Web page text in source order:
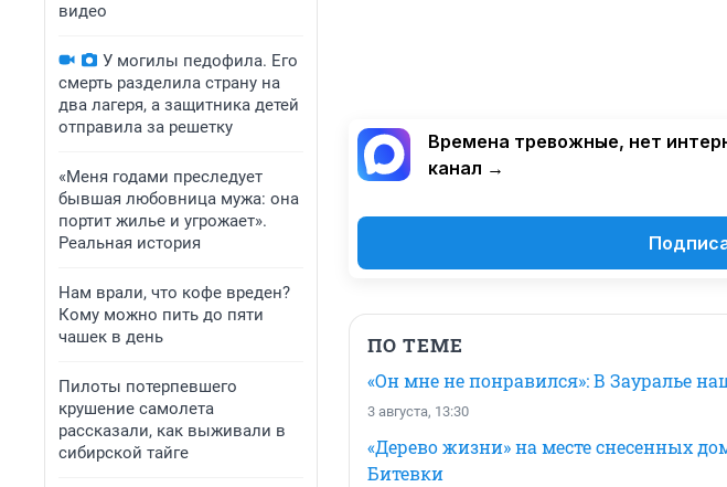
видео
У могилы педофила. Его
смерть разделила страну на
два лагеря, а защитника детей
отправила за решетку
«Меня годами преследует
бывшая любовница мужа: она
портит жилье и угрожает».
Реальная история
Нам врали, что кофе вреден?
Кому можно пить до пяти
чашек в день
Пилоты потерпевшего
крушение самолета
рассказали, как выживали в
сибирской тайге
Времена тревожные, нет
канал →
ПО ТЕМЕ
«Он мне не понравился»: В Зауралье
3 августа, 13:30
«Дерево жизни» на месте снесенных
Битевки